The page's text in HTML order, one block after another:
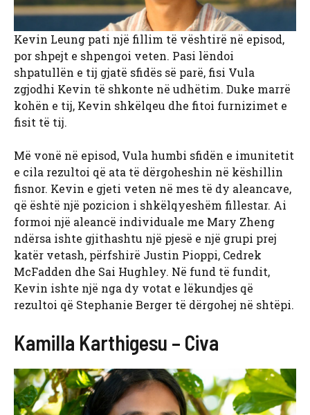
Kevin Leung pati një fillim të vështirë në episod,
por shpejt e shpengoi veten. Pasi lëndoi
shpatullën e tij gjatë sfidës së parë, fisi Vula
zgjodhi Kevin të shkonte në udhëtim. Duke marrë
kohën e tij, Kevin shkëlqeu dhe fitoi furnizimet e
fisit të tij.
Më vonë në episod, Vula humbi sfidën e imunitetit
e cila rezultoi që ata të dërgoheshin në këshillin
fisnor. Kevin e gjeti veten në mes të dy aleancave,
që është një pozicion i shkëlqyeshëm fillestar. Ai
formoi një aleancë individuale me Mary Zheng
ndërsa ishte gjithashtu një pjesë e një grupi prej
katër vetash, përfshirë Justin Pioppi, Cedrek
McFadden dhe Sai Hughley. Në fund të fundit,
Kevin ishte një nga dy votat e lëkundjes që
rezultoi që Stephanie Berger të dërgohej në shtëpi.
Kamilla Karthigesu – Civa